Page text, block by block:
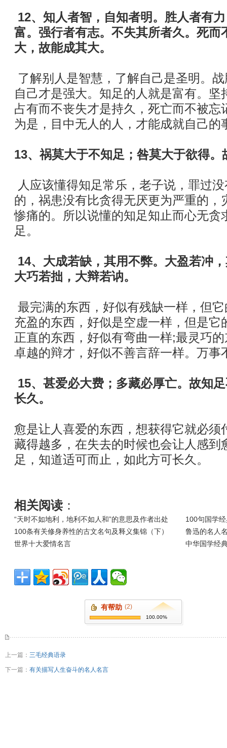
12、知人者智，自知者明。胜人者有
富。强行者有志。不失其所者久。死而
大，故能成其大。
了解别人是智慧，了解自己是圣明。
自己才是强大。知足的人就是富有。
占有而不丧失才是持久，死亡而不被忘
为是，目中无人的人，才能成就自己的
13、祸莫大于不知足；咎莫大于欲得
人应该懂得知足常乐，老子说，罪过
的，祸患没有比贪得无厌更为严重的，
惨痛的。所以说懂的知足知止而心无贪
足。
14、大成若缺，其用不弊。大盈若冲
大巧若拙，大辩若讷。
最完满的东西，好似有残缺一样，但
充盈的东西，好似是空虚一样，但是它
正直的东西，好似有弯曲一样;最灵巧
卓越的辩才，好似不善言辞一样。万事
15、甚爱必大费；多藏必厚亡。故知
长久。
愈是让人喜爱的东西，想获得它就必须
藏得越多，在失去的时候也会让人感到
足，知道适可而止，如此方可长久。
相关阅读 ：
“天时不如地利，地利不如人和”的意思及作者出处
100句国学
100条有关修身养性的古文名句及释义集锦（下）
鲁迅的名人
世界十大爱情名言
中华国学经
有帮助 (2)
100.00%
上一篇： 三毛经典语录
下一篇： 有关描写人生奋斗的名人名言